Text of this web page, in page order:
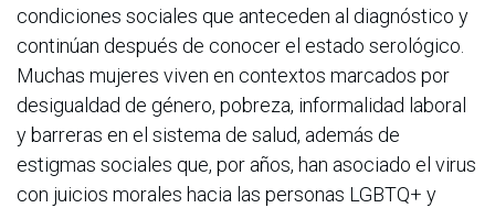
condiciones sociales que anteceden al diagnóstico y
continúan después de conocer el estado serológico.
Muchas mujeres viven en contextos marcados por
desigualdad de género, pobreza, informalidad laboral
y barreras en el sistema de salud, además de
estigmas sociales que, por años, han asociado el virus
con juicios morales hacia las personas LGBTQ+ y